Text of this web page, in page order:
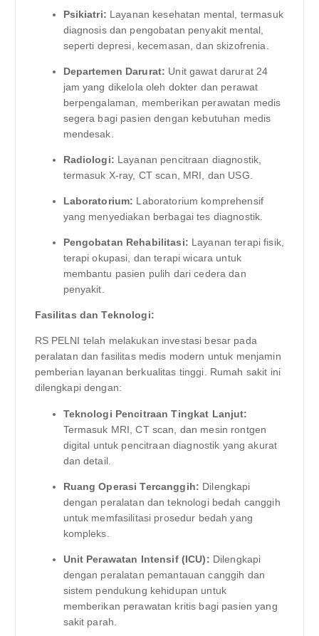
Psikiatri: Layanan kesehatan mental, termasuk
diagnosis dan pengobatan penyakit mental,
seperti depresi, kecemasan, dan skizofrenia.
Departemen Darurat: Unit gawat darurat 24
jam yang dikelola oleh dokter dan perawat
berpengalaman, memberikan perawatan medis
segera bagi pasien dengan kebutuhan medis
mendesak.
Radiologi: Layanan pencitraan diagnostik,
termasuk X-ray, CT scan, MRI, dan USG.
Laboratorium: Laboratorium komprehensif
yang menyediakan berbagai tes diagnostik.
Pengobatan Rehabilitasi: Layanan terapi fisik,
terapi okupasi, dan terapi wicara untuk
membantu pasien pulih dari cedera dan
penyakit.
Fasilitas dan Teknologi:
RS PELNI telah melakukan investasi besar pada
peralatan dan fasilitas medis modern untuk menjamin
pemberian layanan berkualitas tinggi. Rumah sakit ini
dilengkapi dengan:
Teknologi Pencitraan Tingkat Lanjut:
Termasuk MRI, CT scan, dan mesin rontgen
digital untuk pencitraan diagnostik yang akurat
dan detail.
Ruang Operasi Tercanggih: Dilengkapi
dengan peralatan dan teknologi bedah canggih
untuk memfasilitasi prosedur bedah yang
kompleks.
Unit Perawatan Intensif (ICU): Dilengkapi
dengan peralatan pemantauan canggih dan
sistem pendukung kehidupan untuk
memberikan perawatan kritis bagi pasien yang
sakit parah.